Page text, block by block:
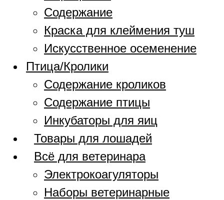
Содержание
Краска для клеймения туш
Искусственное осеменение
Птица/Кролики
Содержание кроликов
Содержание птицы
Инкубаторы для яиц
Товары для лошадей
Всё для ветеринара
Электрокоагуляторы
Наборы ветеринарные